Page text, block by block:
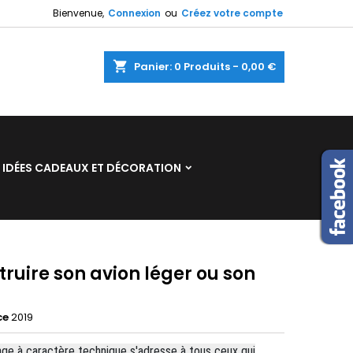
Bienvenue, Connexion ou Créez votre compte
shopping_cart Panier: 0 Produits - 0,00 €
IDÉES CADEAUX ET DÉCORATION
son avion léger ou son
2019